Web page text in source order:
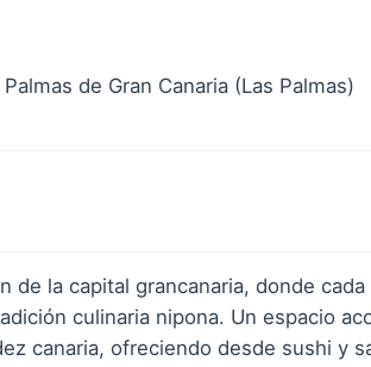
de Gran Canaria (Las Palmas)
de la capital grancanaria, donde cada
culinaria nipona. Un espacio
canaria, ofreciendo desde sushi y